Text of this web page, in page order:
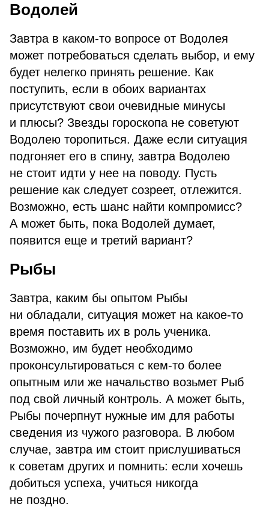
Водолей
Завтра в каком-то вопросе от Водолея
может потребоваться сделать выбор, и ему
будет нелегко принять решение. Как
поступить, если в обоих вариантах
присутствуют свои очевидные минусы
и плюсы? Звезды гороскопа не советуют
Водолею торопиться. Даже если ситуация
подгоняет его в спину, завтра Водолею
не стоит идти у нее на поводу. Пусть
решение как следует созреет, отлежится.
Возможно, есть шанс найти компромисс?
А может быть, пока Водолей думает,
появится еще и третий вариант?
Рыбы
Завтра, каким бы опытом Рыбы
ни обладали, ситуация может на какое-то
время поставить их в роль ученика.
Возможно, им будет необходимо
проконсультироваться с кем-то более
опытным или же начальство возьмет Рыб
под свой личный контроль. А может быть,
Рыбы почерпнут нужные им для работы
сведения из чужого разговора. В любом
случае, завтра им стоит прислушиваться
к советам других и помнить: если хочешь
добиться успеха, учиться никогда
не поздно.